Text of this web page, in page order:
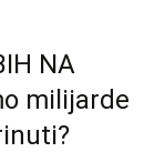
NA
milijarde